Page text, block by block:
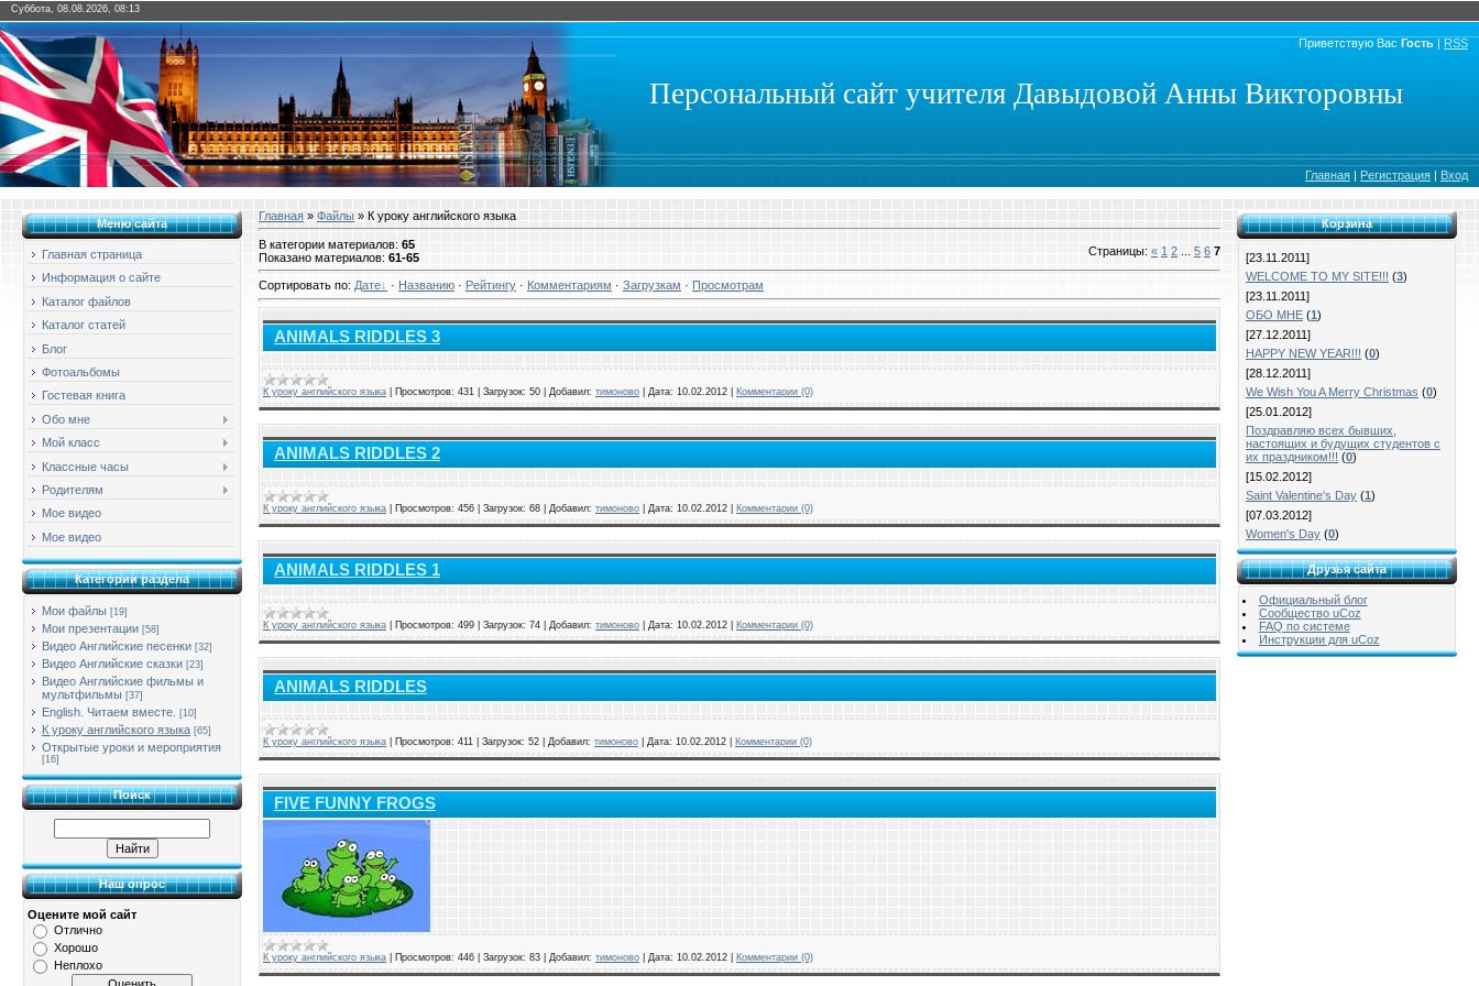
Суббота, 08.08.2026, 08:13
Приветствую Вас Гость | RSS
Персональный сайт учителя Давыдовой Анны Викторовны
Главная | Регистрация | Вход
Меню сайта
Главная страница
Информация о сайте
Каталог файлов
Каталог статей
Блог
Фотоальбомы
Гостевая книга
Обо мне
Мой класс
Классные часы
Родителям
Мое видео
Мое видео
Категории раздела
Мои файлы [19]
Мои презентации [58]
Видео Английские песенки [32]
Видео Английские сказки [23]
Видео Английские фильмы и
мультфильмы [37]
English. Читаем вместе. [10]
К уроку английского языка [65]
Открытые уроки и мероприятия
[16]
Поиск
Наш опрос
Оцените мой сайт
Отлично
Хорошо
Неплохо
Главная » Файлы » К уроку английского языка
В категории материалов: 65
Показано материалов: 61-65 Страницы: « 1 2 5 6 7
Сортировать по: Дате · Названию · Рейтингу · Комментариям · Загрузкам · Просмотрам
ANIMALS RIDDLES 3
К уроку английского языка Просмотров: 431 Загрузок: 50 Добавил: тимоново Дата: 10.02.2012 Комментарии (0)
ANIMALS RIDDLES 2
К уроку английского языка Просмотров: 456 Загрузок: 68 Добавил: тимоново Дата: 10.02.2012 Комментарии (0)
ANIMALS RIDDLES 1
К уроку английского языка Просмотров: 499 Загрузок: 74 Добавил: тимоново Дата: 10.02.2012 Комментарии (0)
ANIMALS RIDDLES
К уроку английского языка Просмотров: 411 Загрузок: 52 Добавил: тимоново Дата: 10.02.2012 Комментарии (0)
FIVE FUNNY FROGS
К уроку английского языка Просмотров: 446 Загрузок: 83 Добавил: тимоново Дата: 10.02.2012 Комментарии (0)
Корзина
[23.11.2011]
WELCOME TO MY SITE!!! (3)
[23.11.2011]
ОБО МНЕ (1)
[27.12.2011]
HAPPY NEW YEAR!!! (0)
[28.12.2011]
We Wish You A Merry Christmas (0)
[25.01.2012]
Поздравляю всех бывших,
настоящих и будущих студентов с
их праздником!!! (0)
[15.02.2012]
Saint Valentine's Day (1)
[07.03.2012]
Women's Day (0)
Друзья сайта
Официальный блог
Сообщество uCoz
FAQ по системе
Инструкции для uCoz